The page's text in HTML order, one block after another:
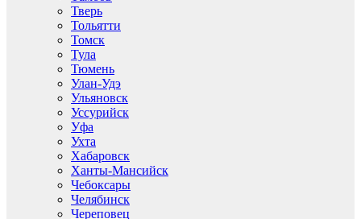
Тверь
Тольятти
Томск
Тула
Тюмень
Улан-Удэ
Ульяновск
Уссурийск
Уфа
Ухта
Хабаровск
Ханты-Мансийск
Чебоксары
Челябинск
Череповец